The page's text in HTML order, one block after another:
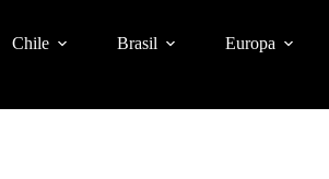
Chile Brasil Europa